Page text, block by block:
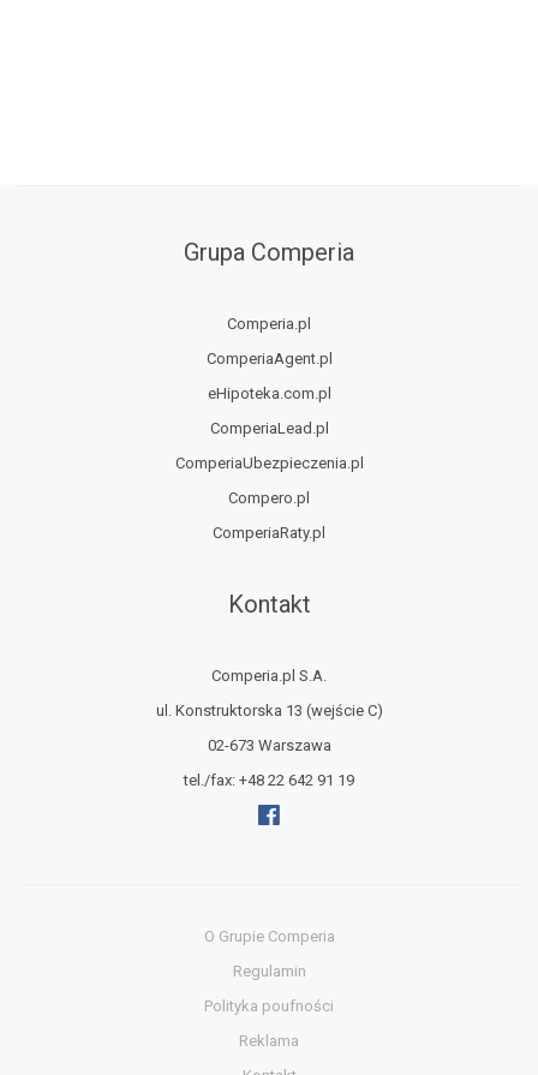
Grupa Comperia
Comperia.pl
ComperiaAgent.pl
eHipoteka.com.pl
ComperiaLead.pl
ComperiaUbezpieczenia.pl
Compero.pl
ComperiaRaty.pl
Kontakt
Comperia.pl S.A.
ul. Konstruktorska 13 (wejście C)
02-673 Warszawa
tel./fax: +48 22 642 91 19
O Grupie Comperia
Regulamin
Polityka poufności
Reklama